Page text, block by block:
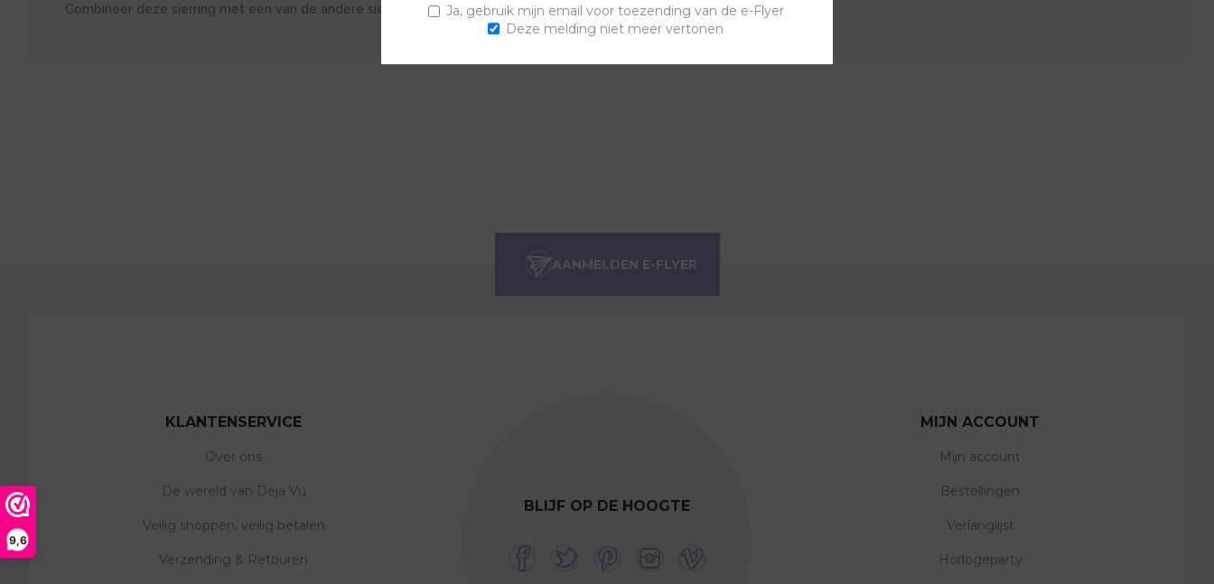
9,6
Combineer deze sierring met een van de andere sierringen en horlogebanden voor een trendy horloge.
BLIJF OP DE HOOGTE
KLANTENSERVICE
Over ons
De wereld van Deja Vu
Veilig shoppen, veilig betalen
Verzending & Retouren
MIJN ACCOUNT
Mijn account
Bestellingen
Verlanglijst
Horlogeparty
Ja, gebruik mijn email voor toezending van de e-Flyer
Deze melding niet meer vertonen